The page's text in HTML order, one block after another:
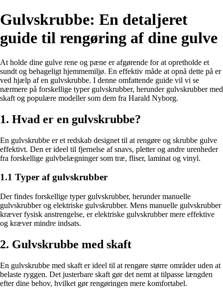
Gulvskrubbe: En detaljeret
guide til rengøring af dine gulve
At holde dine gulve rene og pæne er afgørende for at opretholde et
sundt og behageligt hjemmemiljø. En effektiv måde at opnå dette på er
ved hjælp af en gulvskrubbe. I denne omfattende guide vil vi se
nærmere på forskellige typer gulvskrubber, herunder gulvskrubber med
skaft og populære modeller som dem fra Harald Nyborg.
1. Hvad er en gulvskrubbe?
En gulvskrubbe er et redskab designet til at rengøre og skrubbe gulve
effektivt. Den er ideel til fjernelse af snavs, pletter og andre urenheder
fra forskellige gulvbelægninger som træ, fliser, laminat og vinyl.
1.1 Typer af gulvskrubber
Der findes forskellige typer gulvskrubber, herunder manuelle
gulvskrubber og elektriske gulvskrubber. Mens manuelle gulvskrubber
kræver fysisk anstrengelse, er elektriske gulvskrubber mere effektive
og kræver mindre indsats.
2. Gulvskrubbe med skaft
En gulvskrubbe med skaft er ideel til at rengøre større områder uden at
belaste ryggen. Det justerbare skaft gør det nemt at tilpasse længden
efter dine behov, hvilket gør rengøringen mere komfortabel.